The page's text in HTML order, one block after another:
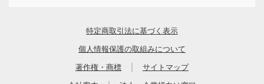
特定商取引法に基づく表示
個人情報保護の取組みについて
著作権・商標 サイトマップ